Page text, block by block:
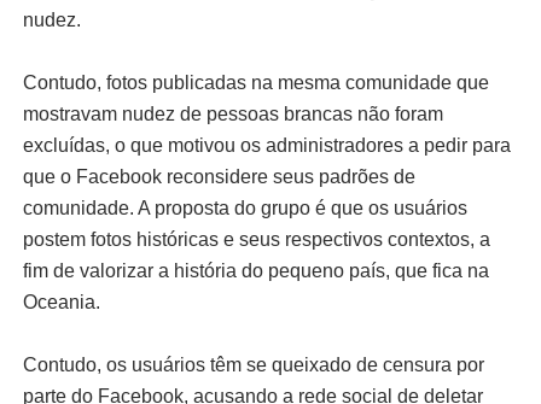
nudez.
Contudo, fotos publicadas na mesma comunidade que
mostravam nudez de pessoas brancas não foram
excluídas, o que motivou os administradores a pedir para
que o Facebook reconsidere seus padrões de
comunidade. A proposta do grupo é que os usuários
postem fotos históricas e seus respectivos contextos, a
fim de valorizar a história do pequeno país, que fica na
Oceania.
Contudo, os usuários têm se queixado de censura por
parte do Facebook, acusando a rede social de deletar